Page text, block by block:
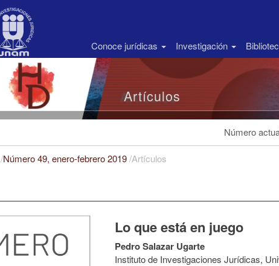
Conoce jurídicas Investigación
Artículos
Número
/Número 49, enero-febrero 2019/Artículos
Lo que está en juego
Pedro Salazar Ugarte
Instituto de Investigaciones Jurídicas,